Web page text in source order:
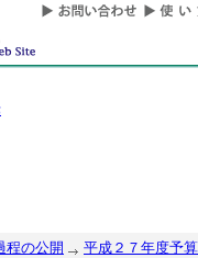
程の公開 平成２７年度予算